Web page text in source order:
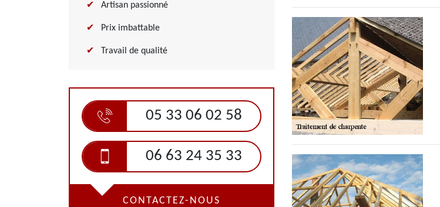
Artisan passionné
Prix imbattable
Travail de qualité
05 33 06 02 58
06 63 24 35 33
CONTACTEZ-NOUS